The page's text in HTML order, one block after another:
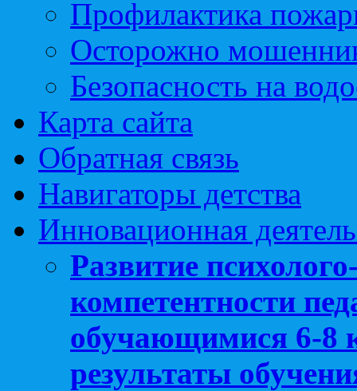
Профилактика
Осторожно
Безопасность на
Карта сайта
Обратная связь
Навигаторы детства
Инновационная
Развитие
компетентности
обучающимися 6-8
результаты